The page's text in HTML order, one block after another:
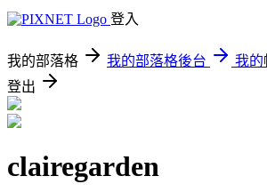
登入
我的部落格 我的部落格後台
我的
登出
clairegarden